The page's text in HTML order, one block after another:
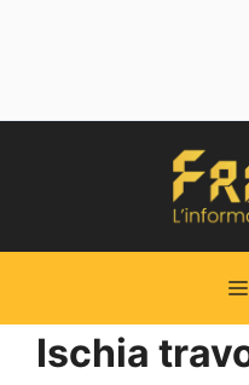
Ischia